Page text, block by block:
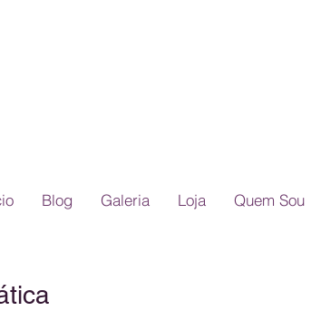
Blog Galeria Loja Quem Sou